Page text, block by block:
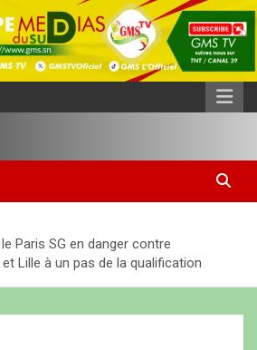
Paris SG en danger contre
Lille à un pas de la qualification